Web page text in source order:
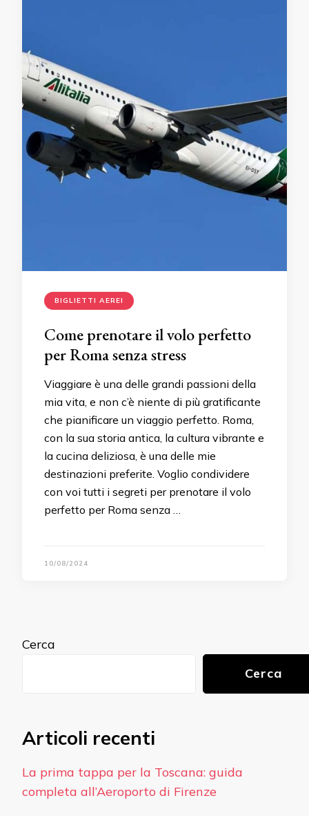
BIGLIETTI AEREI
Come prenotare il volo perfetto
per Roma senza stress
Viaggiare è una delle grandi passioni della
mia vita, e non c’è niente di più gratificante
che pianificare un viaggio perfetto. Roma,
con la sua storia antica, la cultura vibrante e
la cucina deliziosa, è una delle mie
destinazioni preferite. Voglio condividere
con voi tutti i segreti per prenotare il volo
perfetto per Roma senza …
10/08/2024
Cerca
Cerca
Articoli recenti
La prima tappa per la Toscana: guida
completa all’Aeroporto di Firenze